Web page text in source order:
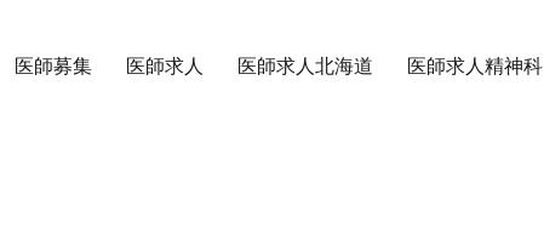
医師募集 医師求人 医師求人北海道 医師求人精神科